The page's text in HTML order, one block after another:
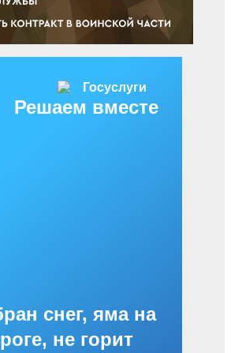
Решаем вместе
снег, яма на
не горит